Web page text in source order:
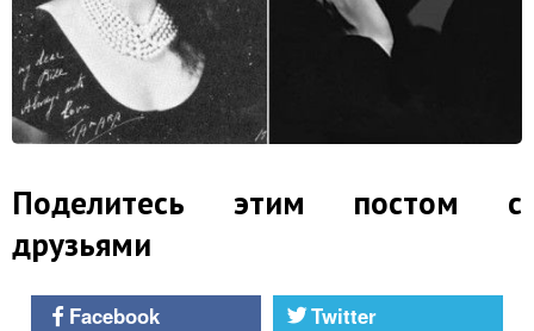
Поделитесь этим постом с
друзьями
Facebook
Twitter